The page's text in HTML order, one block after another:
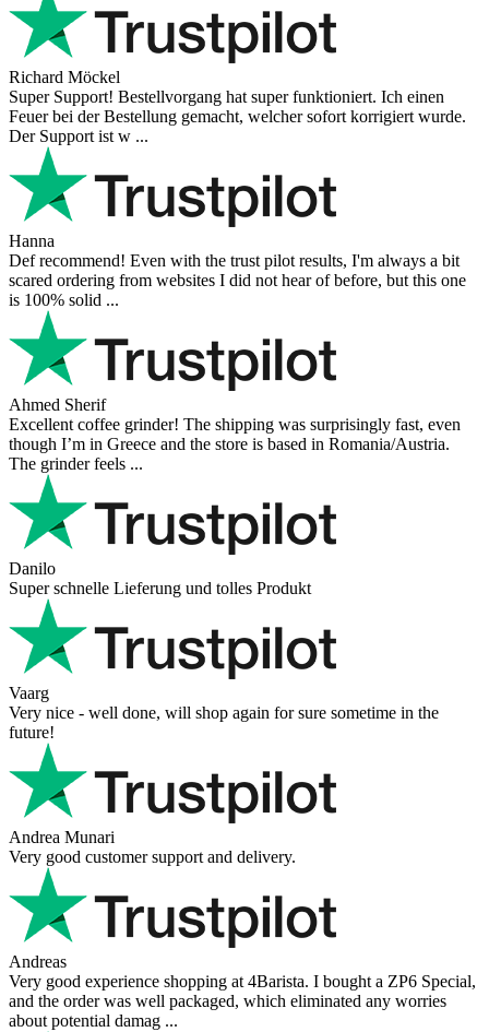
Richard Möckel
Super Support! Bestellvorgang hat super funktioniert. Ich einen
Feuer bei der Bestellung gemacht, welcher sofort korrigiert wurde.
Der Support ist w ...
Hanna
Def recommend! Even with the trust pilot results, I'm always a bit
scared ordering from websites I did not hear of before, but this one
is 100% solid ...
Ahmed Sherif
Excellent coffee grinder! The shipping was surprisingly fast, even
though I’m in Greece and the store is based in Romania/Austria.
The grinder feels ...
Danilo
Super schnelle Lieferung und tolles Produkt
Vaarg
Very nice - well done, will shop again for sure sometime in the
future!
Andrea Munari
Very good customer support and delivery.
Andreas
Very good experience shopping at 4Barista. I bought a ZP6 Special,
and the order was well packaged, which eliminated any worries
about potential damag ...